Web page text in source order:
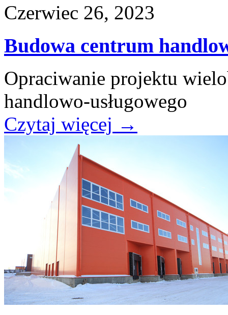
Czerwiec 26, 2023
Budowa centrum
Opraciwanie projektu
handlowo-usługowego
Czytaj więcej →